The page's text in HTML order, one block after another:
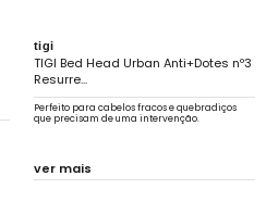
tigi
TIGI Bed Head Urban Anti+Dotes nº3
Resurre...
Perfeito para cabelos fracos e quebradiços
que precisam de uma intervenção.
ver mais